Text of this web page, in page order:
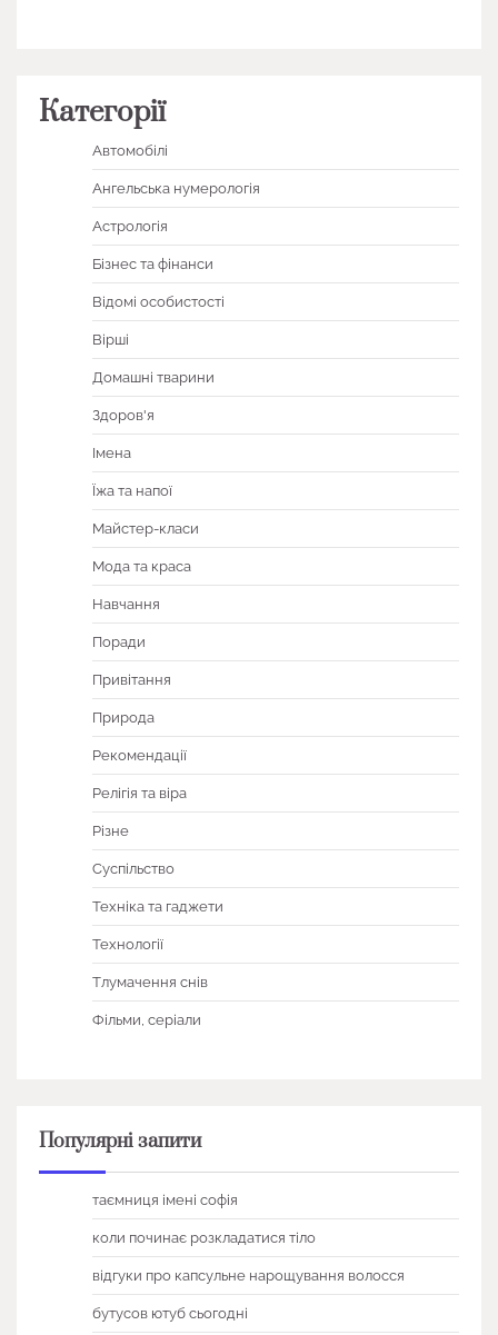
Категорії
Автомобілі
Ангельська нумерологія
Астрологія
Бізнес та фінанси
Відомі особистості
Вірші
Домашні тварини
Здоров'я
Імена
Їжа та напої
Майстер-класи
Мода та краса
Навчання
Поради
Привітання
Природа
Рекомендації
Релігія та віра
Різне
Суспільство
Техніка та гаджети
Технології
Тлумачення снів
Фільми, серіали
Популярні запити
таємниця імені софія
коли починає розкладатися тіло
відгуки про капсульне нарощування волосся
бутусов ютуб сьогодні